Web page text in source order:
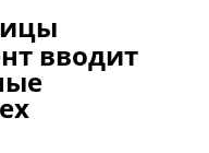
вводит